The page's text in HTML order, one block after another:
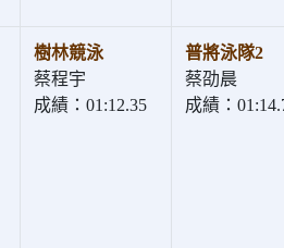
樹林競泳
蔡程宇
成績：01:12.35
普將泳隊2
蔡劭晨
成績：